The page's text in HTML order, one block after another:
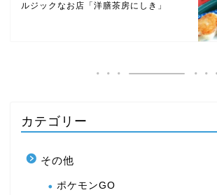
ルジックなお店「洋膳茶房にしき」
カテゴリー
その他
ポケモンGO